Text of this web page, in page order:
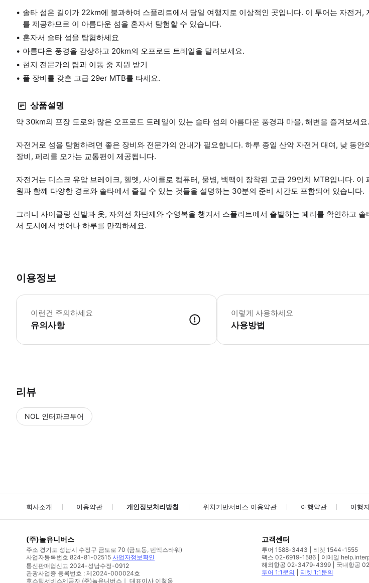
솔타 섬은 길이가 22km에 불과하여 스플리트에서 당일 여행지로 이상적인 곳입니다. 이 투어는 자전거,
를 제공하므로 이 아름다운 섬을 혼자서 탐험할 수 있습니다.
혼자서 솔타 섬을 탐험하세요
아름다운 풍경을 감상하고 20km의 오프로드 트레일을 달려보세요.
현지 전문가의 팁과 이동 중 지원 받기
풀 장비를 갖춘 고급 29er MTB를 타세요.
상품설명
약 30km의 포장 도로와 많은 오프로드 트레일이 있는 솔타 섬의 아름다운 풍경과 마을, 해변을 즐겨보세요.
자전거로 섬을 탐험하려면 좋은 장비와 전문가의 안내가 필요합니다. 하루 종일 산악 자전거 대여, 낮 동안
장비, 페리를 오가는 교통편이 제공됩니다.
자전거는 디스크 유압 브레이크, 헬멧, 사이클로 컴퓨터, 물병, 백팩이 장착된 고급 29인치 MTB입니다. 이
원과 함께 다양한 경로와 솔타에서 즐길 수 있는 것들을 설명하는 30분의 준비 시간도 포함되어 있습니다.
그러니 사이클링 신발과 옷, 자외선 차단제와 수영복을 챙겨서 스플리트에서 출발하는 페리를 확인하고 솔
서 도시에서 벗어나 하루를 만끽하세요.
이용정보
이런건 주의하세요
유의사항
이 액티비티는 솔타 섬의 로가치에서 시작됩니다.
이렇게 사용하세요
사용방법
리뷰
NOL 인터파크투어
회사소개 이용약관 개인정보처리방침 위치기반서비스 이용약관 여행약관 여행
(주)놀유니버스
주소 경기도 성남시 수정구 금토로 70 (금토동, 텐엑스타워)
사업자등록번호 824-81-02515 사업자정보확인
통신판매업신고 2024-성남수정-0912
관광사업증 등록번호 : 제2024-000024호
호스팅서비스제공자 (주)놀유니버스｜ 대표이사 이철웅
고객센터
투어 1588-3443
티켓 1544-1555
팩스 02-6919-1586
이메일
해외항공 02-3479-4399
국내항공
투어 1:1문의
티켓 1:1문의